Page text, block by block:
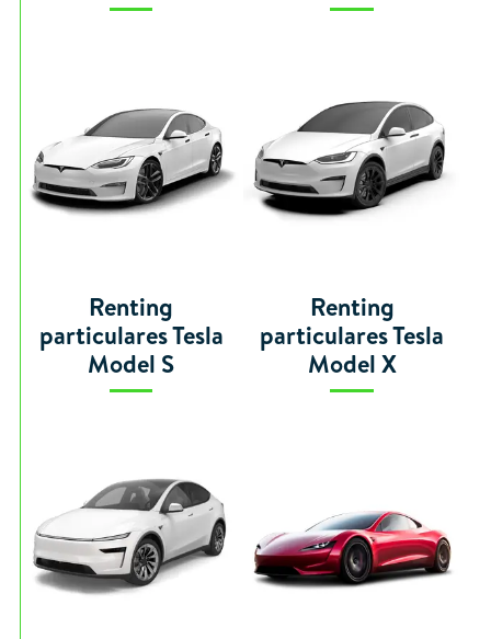
Renting
particulares Tesla
Model S
Renting
particulares Tesla
Model X